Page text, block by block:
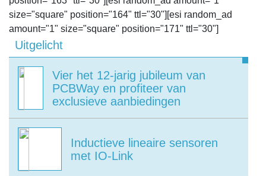
size="square" position="164" ttl="30"][esi random_ad
amount="1" size="square" position="171" ttl="30"]
Uitgelicht
Vier het 12-jarig jubileum van
PCBWay en profiteer van
exclusieve aanbiedingen
Inductieve lineaire sensoren
met IO-Link